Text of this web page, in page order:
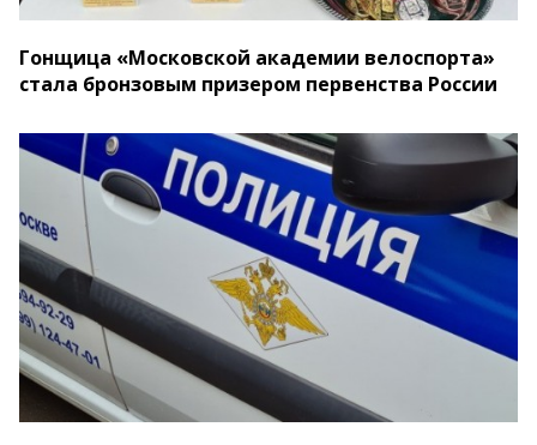
Гонщица «Московской академии велоспорта»
стала бронзовым призером первенства России